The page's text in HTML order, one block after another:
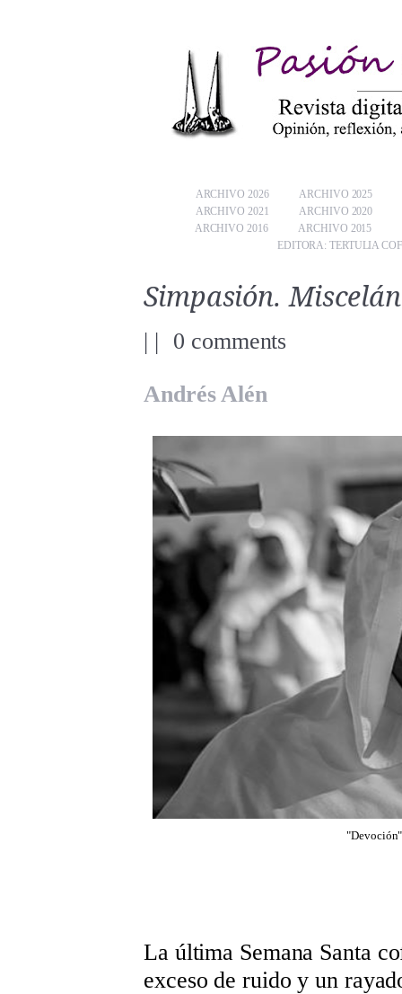
ARCHIVO 2026
ARCHIVO 2025
ARCHIVO 2021
ARCHIVO 2020
ARCHIVO 2016
ARCHIVO 2015
EDITORA: TERTULIA
Simpasión.
| | 0 comments
Andrés Alén
La última Semana Santa
exceso de ruido y un